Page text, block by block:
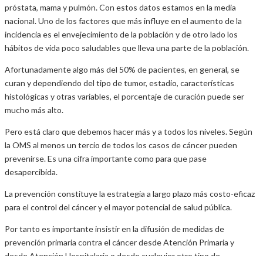
próstata, mama y pulmón. Con estos datos estamos en la media
nacional. Uno de los factores que más influye en el aumento de la
incidencia es el envejecimiento de la población y de otro lado los
hábitos de vida poco saludables que lleva una parte de la población.
Afortunadamente algo más del 50% de pacientes, en general, se
curan y dependiendo del tipo de tumor, estadio, características
histológicas y otras variables, el porcentaje de curación puede ser
mucho más alto.
Pero está claro que debemos hacer más y a todos los niveles. Según
la OMS al menos un tercio de todos los casos de cáncer pueden
prevenirse. Es una cifra importante como para que pase
desapercibida.
La prevención constituye la estrategia a largo plazo más costo-eficaz
para el control del cáncer y el mayor potencial de salud pública.
Por tanto es importante insistir en la difusión de medidas de
prevención primaria contra el cáncer desde Atención Primaria y